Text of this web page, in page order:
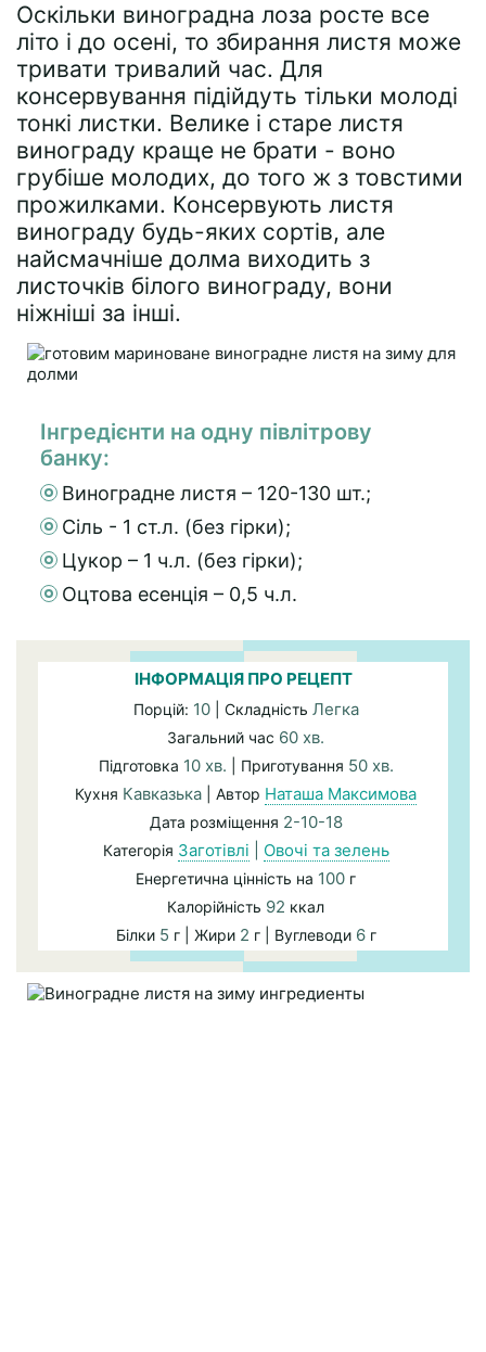
Оскільки виноградна лоза росте все
літо і до осені, то збирання листя може
тривати тривалий час. Для
консервування підійдуть тільки молоді
тонкі листки. Велике і старе листя
винограду краще не брати - воно
грубіше молодих, до того ж з товстими
прожилками. Консервують листя
винограду будь-яких сортів, але
найсмачніше долма виходить з
листочків білого винограду, вони
ніжніші за інші.
Інгредієнти на одну півлітрову
банку:
Виноградне листя – 120-130 шт.;
Сіль - 1 ст.л. (без гірки);
Цукор – 1 ч.л. (без гірки);
Оцтова есенція – 0,5 ч.л.
ІНФОРМАЦІЯ ПРО РЕЦЕПТ
Порцій: 10| Складність Легка
Загальний час 60 хв.
Підготовка 10 хв. | Приготування 50 хв.
Кухня Кавказька | Автор Наташа Максимова
Дата розміщення 2-10-18
Категорія Заготівлі Овочі та зелень
Енергетична цінність на 100 г
Калорійність 92 ккал
Білки 5 г | Жири 2 г | Вуглеводи 6г